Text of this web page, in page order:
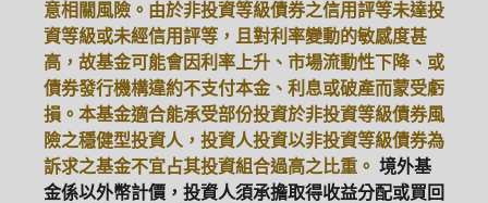
意相關風險。由於非投資等級債券之信用評等未達投
資等級或未經信用評等，且對利率變動的敏感度甚
高，故基金可能會因利率上升、市場流動性下降、或
債券發行機構違約不支付本金、利息或破產而蒙受虧
損。本基金適合能承受部份投資於非投資等級債券風
險之穩健型投資人，投資人投資以非投資等級債券為
訴求之基金不宜占其投資組合過高之比重。 境外基
金係以外幣計價，投資人須承擔取得收益分配或買回